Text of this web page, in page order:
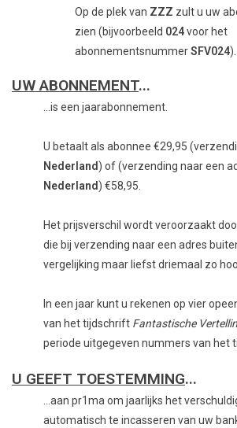
Op de plek van ZZZ zult u uw
zien (bijvoorbeeld 024voor het
abonnementsnummerSFV024).
UW ABONNEMENT...
...is een jaarabonnement.
U betaalt als abonnee €29,95
Nederland ) of (verzending naar een
Nederland ) €58,95.
Het prijsverschil wordt veroorzaakt
die bij verzending naar een adres
vergelijking maar liefst driemaal zo
In een jaar kunt u rekenen op vier
van het tijdschrift Fantastische
periode uitgegeven nummers van het
U GEEFT TOESTEMMING...
...aan pr1ma om jaarlijks het
automatisch te incasseren van uw